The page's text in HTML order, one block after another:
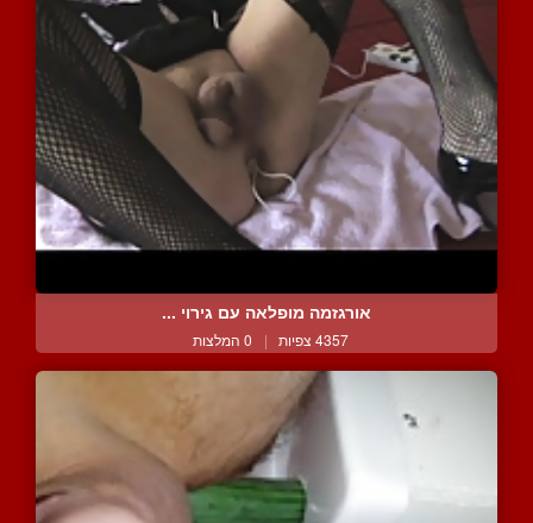
אורגזמה מופלאה עם גירוי ...
4357 צפיות | 0 המלצות